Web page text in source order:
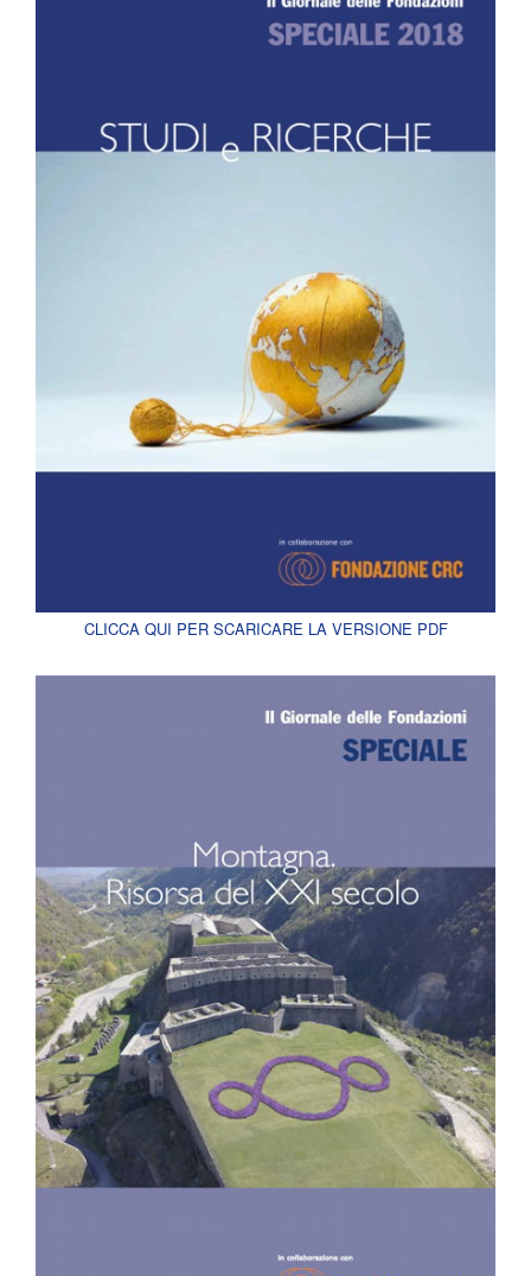
CLICCA QUI PER SCARICARE LA VERSIONE PDF